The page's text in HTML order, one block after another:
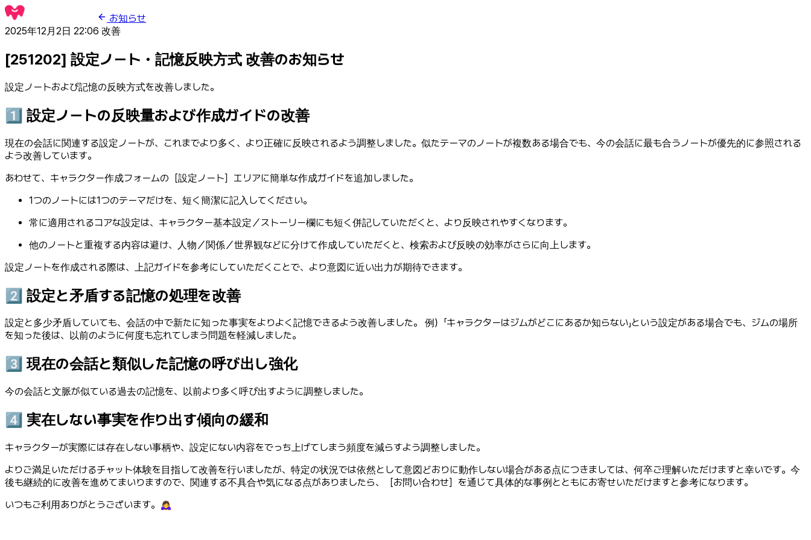
お知らせ
2025年12月2日 22:06 改善
[251202] 設定ノート・記憶反映方式 改善のお知らせ
設定ノートおよび記憶の反映方式を改善しました。
1️⃣ 設定ノートの反映量および作成ガイドの改善
現在の会話に関連する設定ノートが、これまでより多く、より正確に反映されるよう調整しました。似たテーマのノートが複数ある場合でも、今の会話に最も合うノートが優先的に参照される
よう改善しています。
あわせて、キャラクター作成フォームの［設定ノート］エリアに簡単な作成ガイドを追加しました。
1つのノートには1つのテーマだけを、短く簡潔に記入してください。
常に適用されるコアな設定は、キャラクター基本設定／ストーリー欄にも短く併記していただくと、より反映されやすくなります。
他のノートと重複する内容は避け、人物／関係／世界観などに分けて作成していただくと、検索および反映の効率がさらに向上します。
設定ノートを作成される際は、上記ガイドを参考にしていただくことで、より意図に近い出力が期待できます。
2️⃣ 設定と矛盾する記憶の処理を改善
設定と多少矛盾していても、会話の中で新たに知った事実をよりよく記憶できるよう改善しました。 例）「キャラクターはジムがどこにあるか知らない」という設定がある場合でも、ジムの場所
を知った後は、以前のように何度も忘れてしまう問題を軽減しました。
3️⃣ 現在の会話と類似した記憶の呼び出し強化
今の会話と文脈が似ている過去の記憶を、以前より多く呼び出すように調整しました。
4️⃣ 実在しない事実を作り出す傾向の緩和
キャラクターが実際には存在しない事柄や、設定にない内容をでっち上げてしまう頻度を減らすよう調整しました。
よりご満足いただけるチャット体験を目指して改善を行いましたが、特定の状況では依然として意図どおりに動作しない場合がある点につきましては、何卒ご理解いただけますと幸いです。今
後も継続的に改善を進めてまいりますので、関連する不具合や気になる点がありましたら、［お問い合わせ］を通じて具体的な事例とともにお寄せいただけますと参考になります。
いつもご利用ありがとうございます。🙇‍♀️